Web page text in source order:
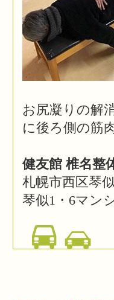
お尻凝りの解
に後ろ側の筋
健友館 椎名整
札幌市西区琴
琴似1・6マン